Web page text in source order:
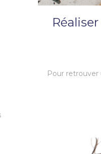
Pour retrouver